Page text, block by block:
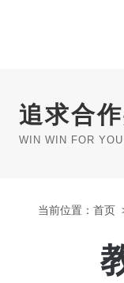
追求合
WIN WIN FOR
当前位置： 首页